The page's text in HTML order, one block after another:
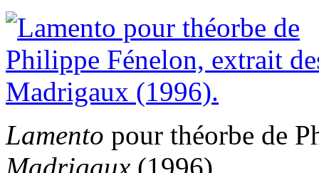
Lamento pour théorbe de
Madrigaux (1996).